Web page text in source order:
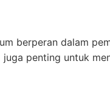
berperan dalam
penting untuk